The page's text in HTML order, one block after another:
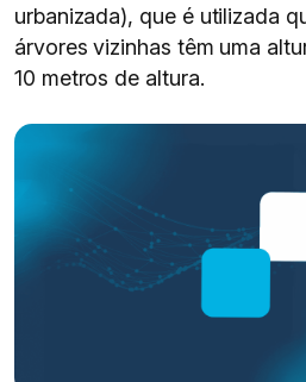
urbanizada), que é utilizada
árvores vizinhas têm uma
10 metros de altura.